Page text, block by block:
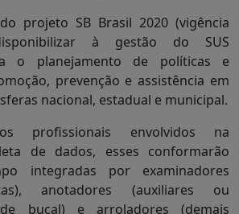
projeto SB Brasil 2020 (vigência
à gestão do SUS
o planejamento de políticas e
prevenção e assistência em
nacional, estadual e municipal.
profissionais envolvidos na
de dados, esses conformarão
integradas por examinadores
anotadores (auxiliares ou
bucal) e arroladores (demais